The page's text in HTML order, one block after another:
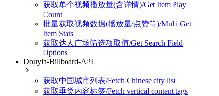
获取单个视频播放量(含详情)/Get Item Play
Count
批量获取视频数据(播放量/点赞等)/Multi Get
Item Stats
获取达人广场筛选项取值/Get Search Field
Options
Douyin-Billboard-API
获取中国城市列表/Fetch Chinese city list
获取垂类内容标签/Fetch vertical content tags